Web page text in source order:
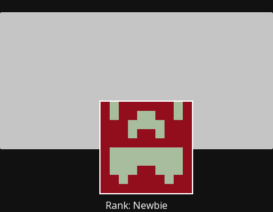
Rank: Newbie